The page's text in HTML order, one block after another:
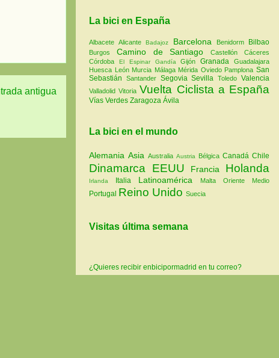
antigua
La bici en España
AlbaceteAlicanteBadajoz Barcelona Benidorm Bilbao
Burgos Camino de SantiagoCastellónCáceres
Córdoba El Espinar GandíaGijónGranadaGuadalajara
Huesca León Murcia Málaga Mérida Oviedo PamplonaSan
Sebastián Santander SegoviaSevillaToledoValencia
ValladolidVitoria Vuelta Ciclista a España
Vías Verdes Zaragoza Ávila
La bici en el mundo
Alemania Asia Australia Austria Bélgica Canadá Chile
Dinamarca EEUU Francia Holanda
Irlanda Italia Latinoamérica Malta Oriente Medio
Portugal Reino Unido Suecia
Visitas última semana
¿Quieres recibir enbicipormadrid en tu correo?